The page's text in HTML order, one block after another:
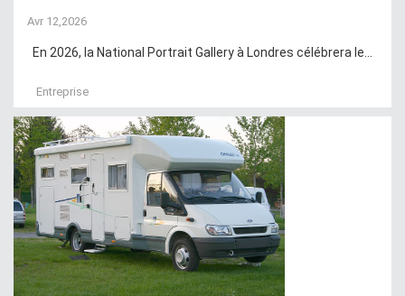
Avr 12,2026
En 2026, la National Portrait Gallery à Londres célébrera le...
Entreprise